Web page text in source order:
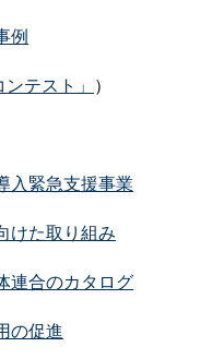
例
テスト」 ）
入緊急支援事業
けた取り組み
連合のカタログ
の促進